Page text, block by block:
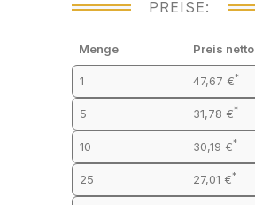
PREISE:
Menge Preis netto
1 47,67 €*
5 31,78 €*
10 30,19 €*
25 27,01 €*